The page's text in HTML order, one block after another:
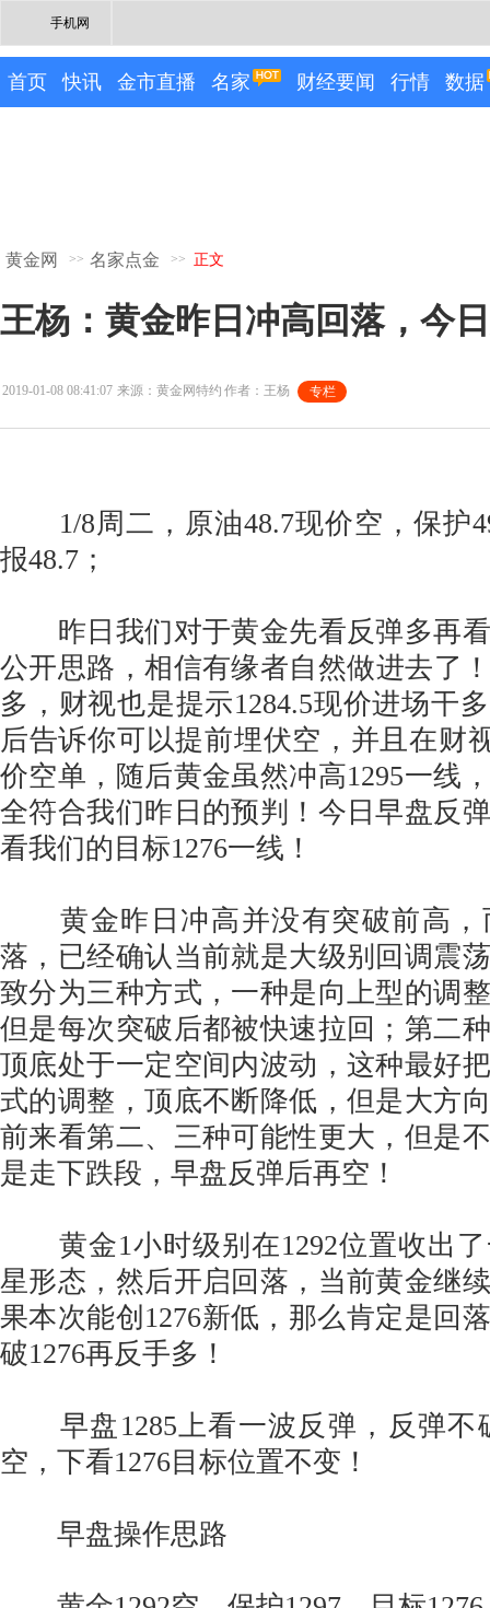
手机网
首页 快讯 金市直播 名家 财经要闻 行情 数据
黄金网 >> 名家点金 >> 正文
王杨：黄金昨日冲高回落，今
2019-01-08 08:41:07 来源：黄金网特约 作者：王杨 专栏
1/8周二，原油48.7现价空，保护
报48.7；
昨日我们对于黄金先看反弹多再看
公开思路，相信有缘者自然做进去了
多，财视也是提示1284.5现价进场干
后告诉你可以提前埋伏空，并且在财
价空单，随后黄金虽然冲高1295一线
全符合我们昨日的预判！今日早盘反
看我们的目标1276一线！
黄金昨日冲高并没有突破前高，
落，已经确认当前就是大级别回调震
致分为三种方式，一种是向上型的调
但是每次突破后都被快速拉回；第二
顶底处于一定空间内波动，这种最好
式的调整，顶底不断降低，但是大方
前来看第二、三种可能性更大，但是
是走下跌段，早盘反弹后再空！
黄金1小时级别在1292位置收出了
星形态，然后开启回落，当前黄金继
果本次能创1276新低，那么肯定是回
破1276再反手多！
早盘1285上看一波反弹，反弹不
空，下看1276目标位置不变！
早盘操作思路